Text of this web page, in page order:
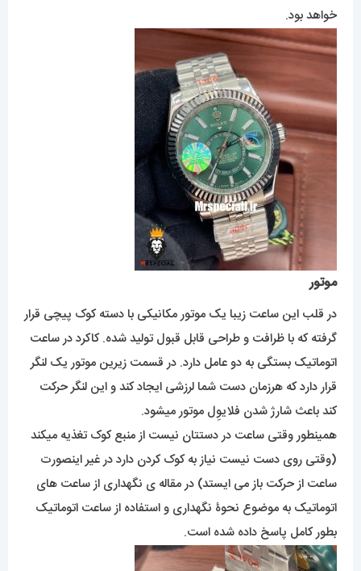
خواهد بود.
موتور
در قلب این ساعت زیبا یک موتور مکانیکی با دسته کوک پیچی قرار
گرفته که با ظرافت و طراحی قابل قبول تولید شده. کاکرد در ساعت
اتوماتیک بستگی به دو عامل دارد. در قسمت زیرین موتور یک لنگر
قرار دارد که هرزمان دست شما لرزشی ایجاد کند و این لنگر حرکت
کند باعث شارژ شدن فلایوِل موتور میشود.
همینطور وقتی ساعت در دستتان نیست از منبع کوک تغذیه میکند
(وقتی روی دست نیست نیاز به کوک کردن دارد در غیر اینصورت
ساعت از حرکت باز می ایستد) در مقاله ی نگهداری از ساعت های
اتوماتیک به موضوع نحوۀ نگهداری و استفاده از ساعت اتوماتیک
بطور کامل پاسخ داده شده است.